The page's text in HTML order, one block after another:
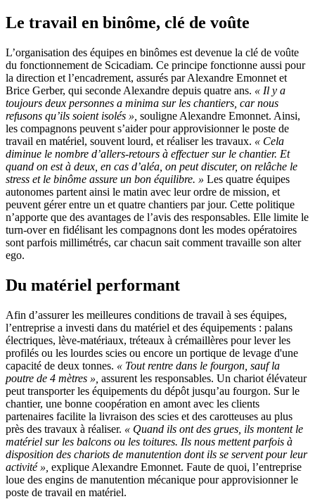
Le travail en binôme, clé de voûte
L’organisation des équipes en binômes est devenue la clé de voûte
du fonctionnement de Scicadiam. Ce principe fonctionne aussi pour
la direction et l’encadrement, assurés par Alexandre Emonnet et
Brice Gerber, qui seconde Alexandre depuis quatre ans. « Il y a
toujours deux personnes a minima sur les chantiers, car nous
refusons qu’ils soient isolés », souligne Alexandre Emonnet. Ainsi,
les compagnons peuvent s’aider pour approvisionner le poste de
travail en matériel, souvent lourd, et réaliser les travaux. « Cela
diminue le nombre d’allers-retours à effectuer sur le chantier. Et
quand on est à deux, en cas d’aléa, on peut discuter, on relâche le
stress et le binôme assure un bon équilibre. » Les quatre équipes
autonomes partent ainsi le matin avec leur ordre de mission, et
peuvent gérer entre un et quatre chantiers par jour. Cette politique
n’apporte que des avantages de l’avis des responsables. Elle limite le
turn-over en fidélisant les compagnons dont les modes opératoires
sont parfois millimétrés, car chacun sait comment travaille son alter
ego.
Du matériel performant
Afin d’assurer les meilleures conditions de travail à ses équipes,
l’entreprise a investi dans du matériel et des équipements : palans
électriques, lève-matériaux, tréteaux à crémaillères pour lever les
profilés ou les lourdes scies ou encore un portique de levage d'une
capacité de deux tonnes. « Tout rentre dans le fourgon, sauf la
poutre de 4 mètres », assurent les responsables. Un chariot élévateur
peut transporter les équipements du dépôt jusqu’au fourgon. Sur le
chantier, une bonne coopération en amont avec les clients
partenaires facilite la livraison des scies et des carotteuses au plus
près des travaux à réaliser. « Quand ils ont des grues, ils montent le
matériel sur les balcons ou les toitures. Ils nous mettent parfois à
disposition des chariots de manutention dont ils se servent pour leur
activité », explique Alexandre Emonnet. Faute de quoi, l’entreprise
loue des engins de manutention mécanique pour approvisionner le
poste de travail en matériel.